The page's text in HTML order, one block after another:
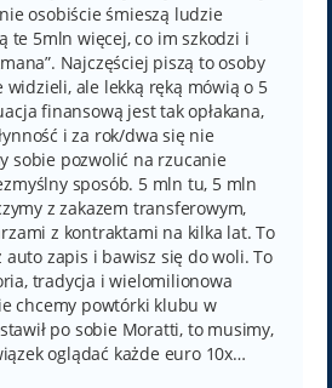
osobiście śmieszą ludzie
te 5mln więcej, co im szkodzi i
Najczęściej piszą to osoby
widzieli, ale lekką ręką mówią o 5
finansową jest tak opłakana,
i za rok/dwa się nie
sobie pozwolić na rzucanie
sposób. 5 mln tu, 5 mln
z zakazem transferowym,
z kontraktami na kilka lat. To
auto zapis i bawisz się do woli. To
tradycja i wielomilionowa
chcemy powtórki klubu w
po sobie Moratti, to musimy,
oglądać każde euro 10x…